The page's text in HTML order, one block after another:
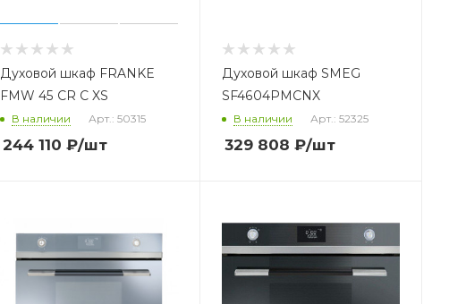
Духовой шкаф FRANKE
FMW 45 CR C XS
В наличии Арт.: 50315
244 110 ₽/шт
Духовой шкаф SMEG
SF4604PMCNX
В наличии Арт.: 52325
329 808 ₽/шт